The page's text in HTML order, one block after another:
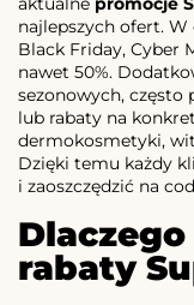
najlepszych ofert.
Black Friday, Cyber
nawet 50%.
sezonowych, często
lub rabaty na
dermokosmetyki,
Dzięki temu każdy
i zaoszczędzić na
rabaty